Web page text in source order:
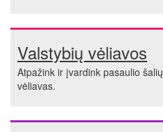
Valstybių vėliavos
Atpažink ir įvardink pasaulio šalių
vėliavas.